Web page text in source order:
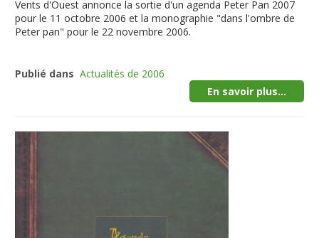
Vents d'Ouest annonce la sortie d'un agenda Peter Pan 2007
pour le 11 octobre 2006 et la monographie "dans l'ombre de
Peter pan" pour le 22 novembre 2006.
Publié dans Actualités de 2006
En savoir plus...